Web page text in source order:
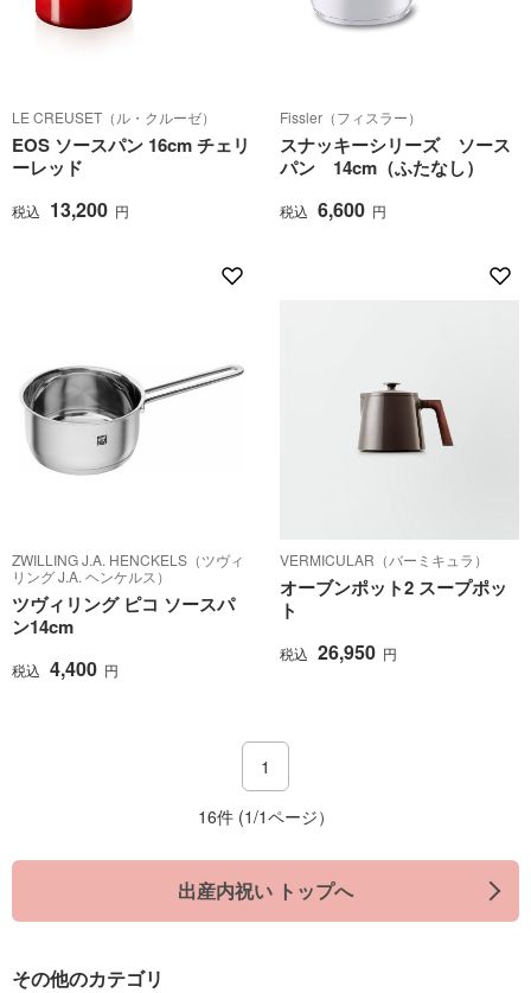
LE CREUSET（ル・クルーゼ）
EOS ソースパン 16cm チェリ
ーレッド
税込 13,200 円
Fissler（フィスラー）
スナッキーシリーズ ソース
パン 14cm（ふたなし）
税込 6,600 円
ZWILLING J.A. HENCKELS（ツヴィ
リング J.A. ヘンケルス）
ツヴィリング ピコ ソースパ
ン14cm
税込 4,400 円
VERMICULAR（バーミキュラ）
オーブンポット2 スープポッ
ト
税込 26,950 円
1
16件 (1/1ページ）
出産内祝い トップへ
その他のカテゴリ